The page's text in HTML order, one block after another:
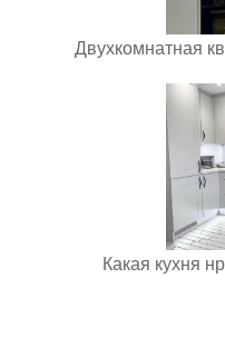
Двухкомнатная
Какая кухня